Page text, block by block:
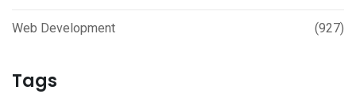
Web Development (927)
Tags